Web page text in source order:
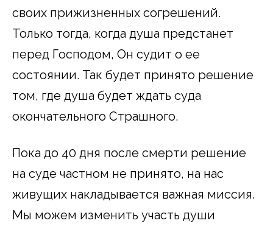
своих прижизненных согрешений.
Только тогда, когда душа предстанет
перед Господом, Он судит о ее
состоянии. Так будет принято решение
том, где душа будет ждать суда
окончательного Страшного.
Пока до 40 дня после смерти решение
на суде частном не принято, на нас
живущих накладывается важная миссия.
Мы можем изменить участь души